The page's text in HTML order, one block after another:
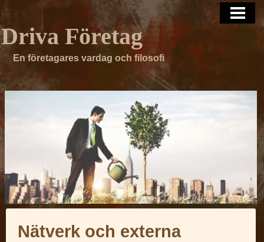
OM MIG
KONTAKT
Driva Företag
En företagares vardag och filosofi
Nätverk och externa